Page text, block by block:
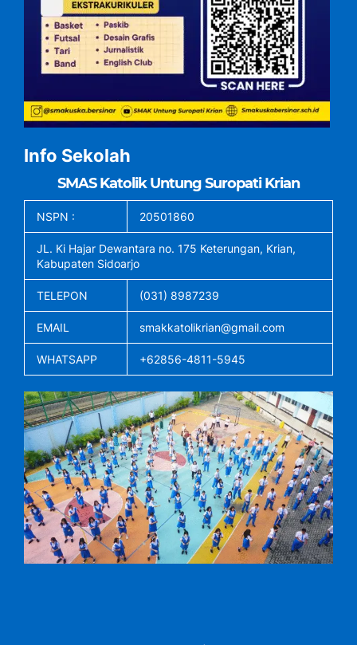
Info Sekolah
SMAS Katolik Untung Suropati Krian
NSPN : 20501860
JL. Ki Hajar Dewantara no. 175 Keterungan, Krian,
Kabupaten Sidoarjo
TELEPON (031) 8987239
EMAIL smakkatolikrian@gmail.com
WHATSAPP +62856-4811-5945